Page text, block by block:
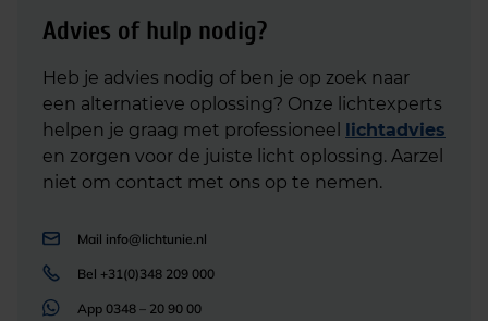
Advies of hulp nodig?
Heb je advies nodig of ben je op zoek naar
een alternatieve oplossing? Onze lichtexperts
helpen je graag met professioneel lichtadvies
en zorgen voor de juiste licht oplossing. Aarzel
niet om contact met ons op te nemen.
Mail info@lichtunie.nl
Bel +31(0)348 209 000
App 0348 – 20 90 00